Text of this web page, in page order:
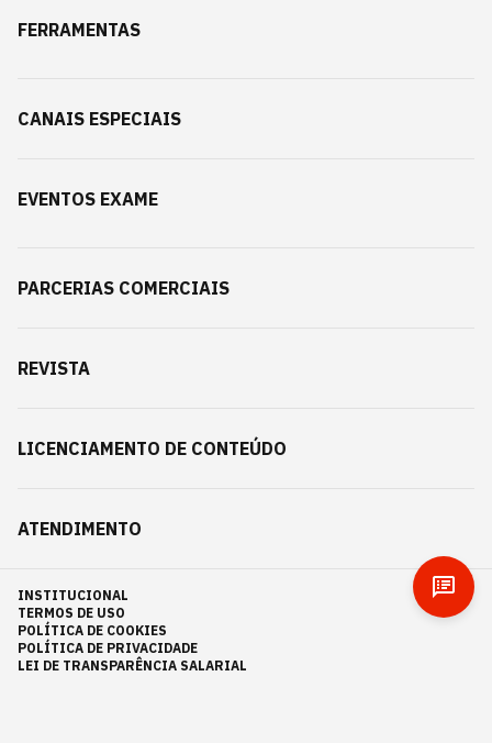
FERRAMENTAS
CANAIS ESPECIAIS
EVENTOS EXAME
PARCERIAS COMERCIAIS
REVISTA
LICENCIAMENTO DE CONTEÚDO
ATENDIMENTO
INSTITUCIONAL
TERMOS DE USO
POLÍTICA DE COOKIES
POLÍTICA DE PRIVACIDADE
LEI DE TRANSPARÊNCIA SALARIAL